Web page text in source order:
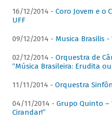
16/12/2014 - Coro Jovem e o
UFF
09/12/2014 - Musica Brasilis -
02/12/2014 - Orquestra de
“Música Brasileira: Erudita
11/11/2014 - Orquestra
04/11/2014 - Grupo Quinto –
Cirandar!”